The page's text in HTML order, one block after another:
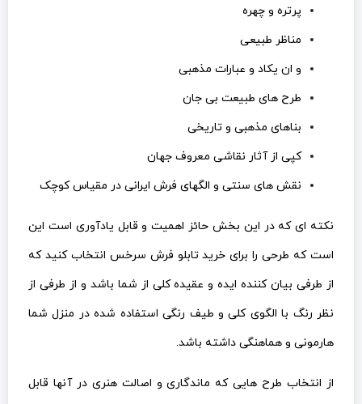
پرتره و چهره
مناظر طبیعی
و ان یکاد و عبارات مذهبی
طرح های طبیعت بی جان
بناهای مذهبی و تاریخی
کپی از آثار نقاشی معروف جهان
نقش های سنتی و الگهای فرش ایرانی در مقیاس کوچک
نکته ای که در این بخش حائز اهمیت و قابل یادآوری است این
است که طرحی را برای خرید تابلو فرش سرخس انتخاب کنید که
از طرفی بیان کننده ایده و عقیده کلی از شما باشد و از طرفی از
نظر رنگ با الگوی کلی و طیف رنگی استفاده شده در منزل شما
هارمونی و هماهنگی داشته باشد.
از انتخاب طرح هایی که ماندگاری و اصالت هنری در آنها قابل